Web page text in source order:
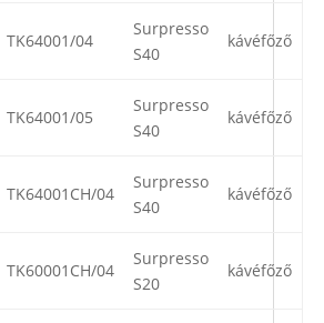
TK64001/04
Surpresso
S40
kávéfőző
TK64001/05
Surpresso
S40
kávéfőző
TK64001CH/04
Surpresso
S40
kávéfőző
TK60001CH/04
Surpresso
S20
kávéfőző